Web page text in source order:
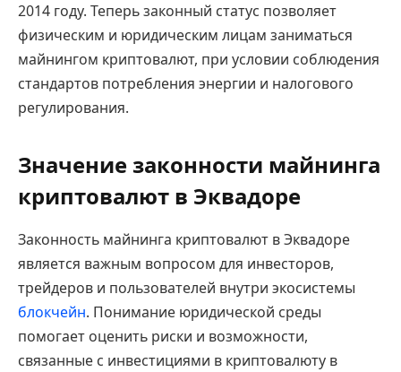
2014 году. Теперь законный статус позволяет
физическим и юридическим лицам заниматься
майнингом криптовалют, при условии соблюдения
стандартов потребления энергии и налогового
регулирования.
Значение законности майнинга
криптовалют в Эквадоре
Законность майнинга криптовалют в Эквадоре
является важным вопросом для инвесторов,
трейдеров и пользователей внутри экосистемы
блокчейн. Понимание юридической среды
помогает оценить риски и возможности,
связанные с инвестициями в криптовалюту в